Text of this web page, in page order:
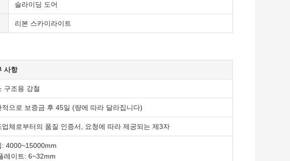
슬라이딩 도어
리본 스카이라이트
사항
구조용 강철
적으로 보증금 후 45일 (량에 따라 달라집니다)
업체로부터의 품질 인증서, 요청에 따라 제공되는 제3자
: 4000~15000mm
레이트: 6~32mm